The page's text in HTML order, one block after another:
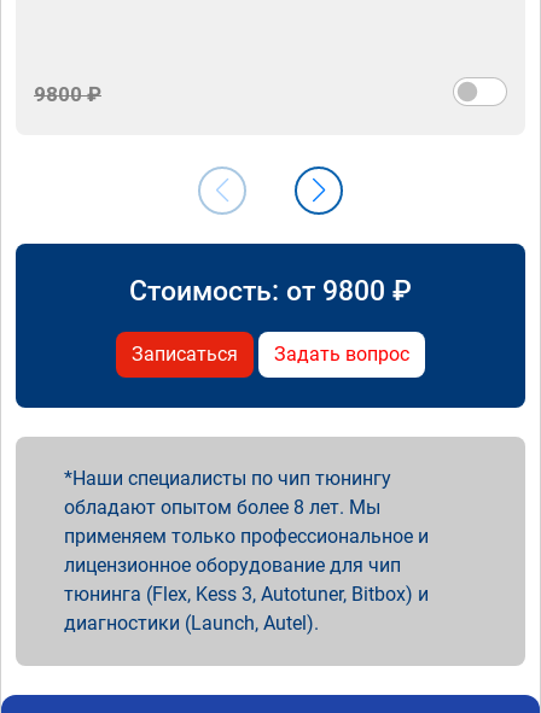
9800 ₽
Стоимость: от 9800 ₽
Записаться Задать вопрос
Наши специалисты по чип тюнингу
обладают опытом более 8 лет. Мы
применяем только профессиональное и
лицензионное оборудование для чип
тюнинга (Flex, Kess 3, Autotuner, Bitbox) и
диагностики (Launch, Autel).